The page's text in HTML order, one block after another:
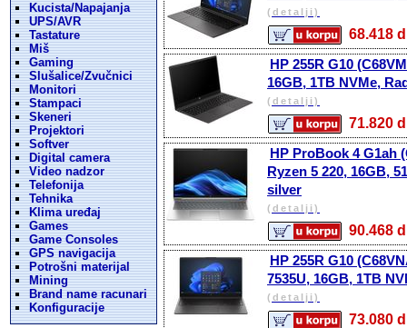
Kucista/Napajanja
UPS/AVR
Tastature
Miš
Gaming
Slušalice/Zvučnici
Monitori
Stampaci
Skeneri
Projektori
Softver
Digital camera
Video nadzor
Telefonija
Tehnika
Klima uređaj
Games
Game Consoles
GPS navigacija
Potrošni materijal
Mining
Brand name racunari
Konfiguracije
(detalji)
HP 255R G10
16GB, 1TB NVMe,
(detalji)
HP ProBook 4 G1ah
Ryzen 5 220, 16GB,
silver
(detalji)
HP 255R G10
7535U, 16GB, 1TB
(detalji)